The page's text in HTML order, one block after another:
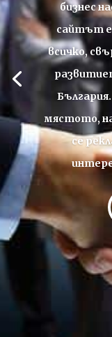
бизнес
сайтът е
всичко,
България
мястото,
се